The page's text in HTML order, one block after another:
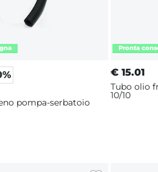
pompa-serbatoio
€ 15.01
Tubo olio
10/10